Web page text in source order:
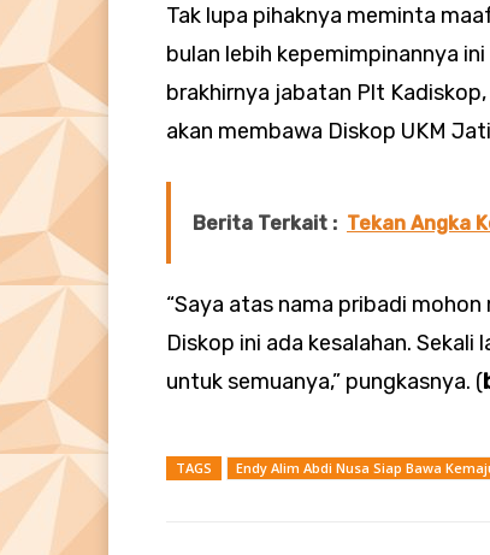
Tak lupa pihaknya meminta
bulan lebih kepemimpinannya
brakhirnya jabatan Plt
akan membawa Diskop UKM
Berita Terkait : Tekan Angka
“Saya atas nama pribadi
Diskop ini ada kesalahan.
untuk semuanya,” pungkasnya. (
TAGS Endy Alim Abdi Nusa Siap Bawa